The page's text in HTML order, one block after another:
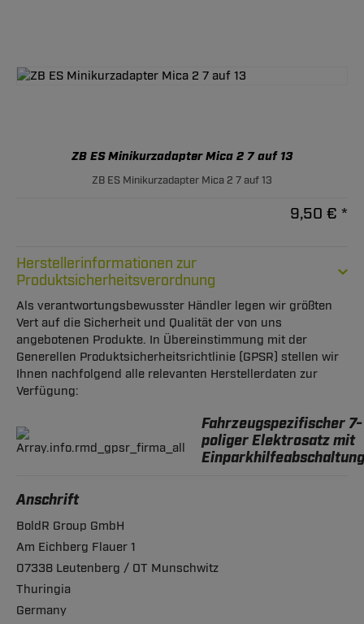
ZB ES Minikurzadapter Mica 2 7 auf 13
ZB ES Minikurzadapter Mica 2 7 auf 13
9,50 € *
Herstellerinformationen zur
Produktsicherheitsverordnung
Als verantwortungsbewusster Händler legen wir größten
Vert auf die Sicherheit und Qualität der von uns
angebotenen Produkte. In Übereinstimmung mit der
Generellen Produktsicherheitsrichtlinie (GPSR) stellen wir
Ihnen nachfolgend alle relevanten Herstellerdaten zur
Verfügung:
Fahrzeugspezifischer 7-
poliger Elektrosatz mit
Einparkhilfeabschaltung
Anschrift
BoldR Group GmbH
Am Eichberg Flauer 1
07338 Leutenberg / OT Munschwitz
Thuringia
Germany